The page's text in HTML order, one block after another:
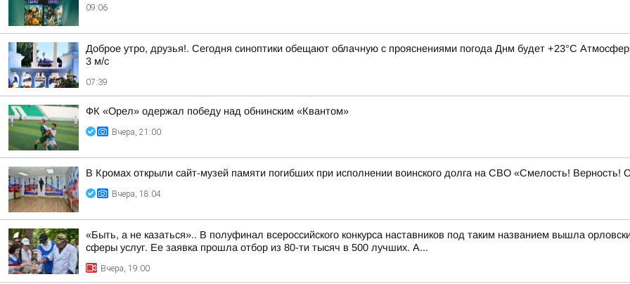
09:06
Доброе утро, друзья!. Сегодня синоптики обещают облачную с прояснениями погода Днм будет +23°С
3 м/с
07:39
ФК «Орел» одержал победу над обнинским «Квантом»
Вчера, 21:00
В Кромах открыли сайт-музей памяти погибших при исполнении воинского долга на СВО «Смелость! Верность!
Вчера, 18:04
«Быть, а не казаться».. В полуфинал всероссийского конкурса наставников под таким названием вышла
сферы услуг. Ее заявка прошла отбор из 80-ти тысяч в 500 лучших. А...
Вчера, 19:00